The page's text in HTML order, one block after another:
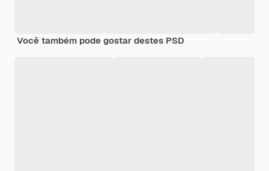
Você também pode gostar destes PSD